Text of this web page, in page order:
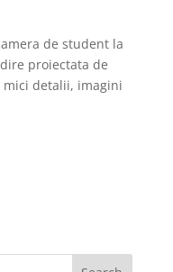
de student la
proiectata de
mici detalii, imagini